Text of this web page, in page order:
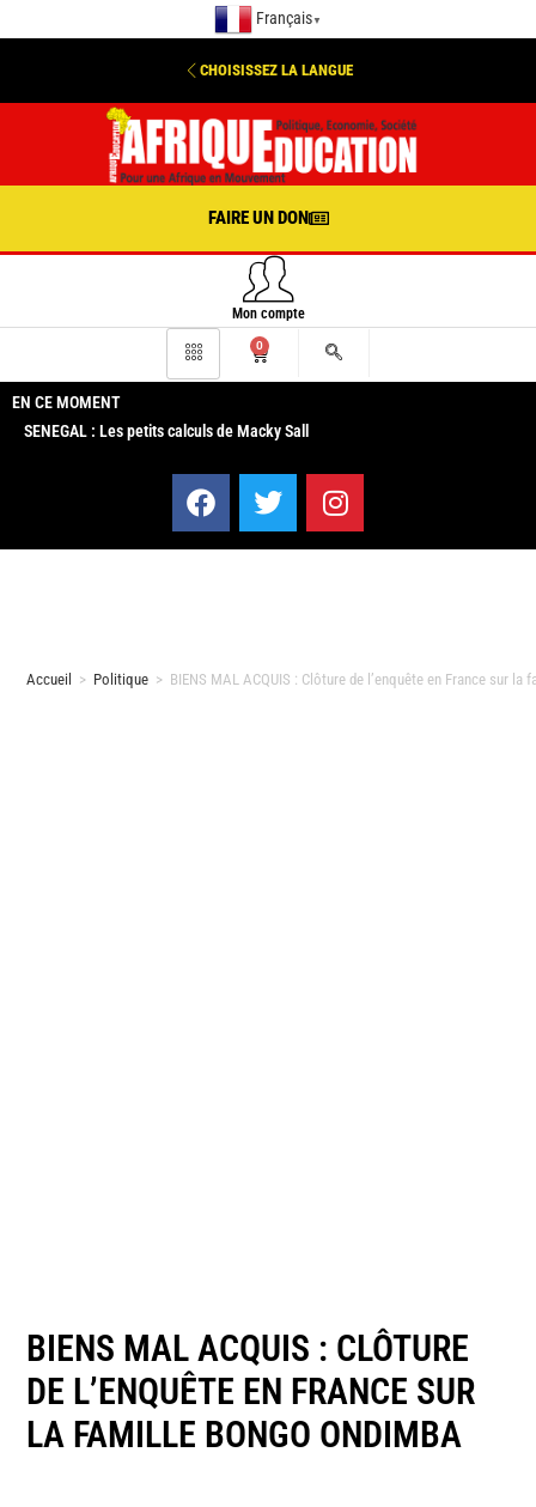
Français ▼
CHOISISSEZ LA LANGUE
FAIRE UN DON
Mon compte
0
EN CE MOMENT
SENEGAL : Les petits calculs de Macky Sall
Accueil > Politique > BIENS MAL ACQUIS : Clôture de l’enquête en France sur la
BIENS MAL ACQUIS : CLÔTURE
DE L’ENQUÊTE EN FRANCE SUR
LA FAMILLE BONGO ONDIMBA